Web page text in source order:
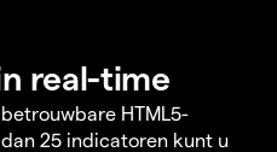
real-time
HTML5-
25 indicatoren kunt u